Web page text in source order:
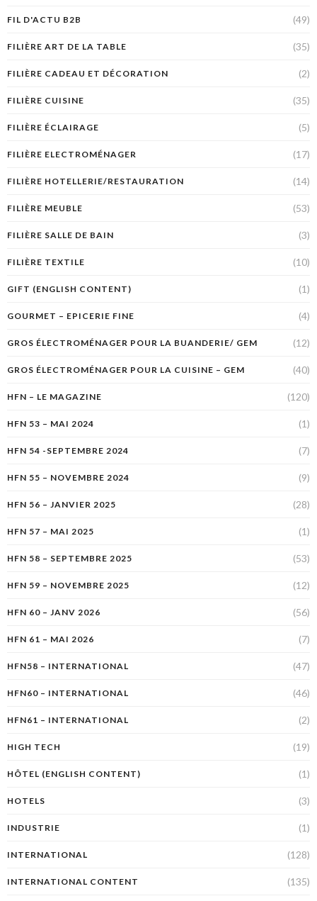
FIL D'ACTU B2B (49)
FILIÈRE ART DE LA TABLE (35)
FILIÈRE CADEAU ET DÉCORATION (2)
FILIÈRE CUISINE (35)
FILIÈRE ÉCLAIRAGE (5)
FILIÈRE ELECTROMÉNAGER (17)
FILIÈRE HOTELLERIE/RESTAURATION (14)
FILIÈRE MEUBLE (53)
FILIÈRE SALLE DE BAIN (3)
FILIÈRE TEXTILE (10)
GIFT (ENGLISH CONTENT) (1)
GOURMET – EPICERIE FINE (4)
GROS ÉLECTROMÉNAGER POUR LA BUANDERIE/ GEM (12)
GROS ÉLECTROMÉNAGER POUR LA CUISINE – GEM (40)
HFN – LE MAGAZINE (120)
HFN 53 – MAI 2024 (1)
HFN 54 -SEPTEMBRE 2024 (7)
HFN 55 – NOVEMBRE 2024 (9)
HFN 56 – JANVIER 2025 (28)
HFN 57 – MAI 2025 (1)
HFN 58 – SEPTEMBRE 2025 (53)
HFN 59 – NOVEMBRE 2025 (12)
HFN 60 – JANV 2026 (56)
HFN 61 – MAI 2026 (7)
HFN58 – INTERNATIONAL (47)
HFN60 – INTERNATIONAL (46)
HFN61 – INTERNATIONAL (2)
HIGH TECH (19)
HÔTEL (ENGLISH CONTENT) (1)
HOTELS (3)
INDUSTRIE (1)
INTERNATIONAL (128)
INTERNATIONAL CONTENT (135)